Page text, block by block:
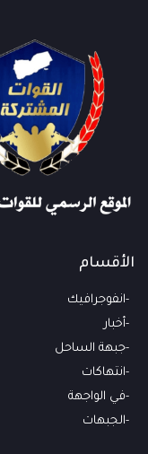
الأقسام
انفوجرافيك
أخبار
جبهة الساحل
انتهاكات
في الواجهة
الجبهات